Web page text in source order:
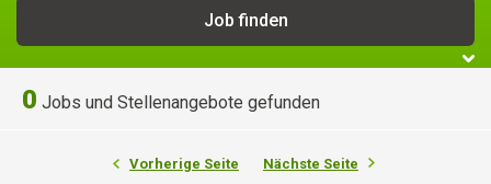
0 Jobs und Stellenangebote gefunden
Vorherige Seite Nächste Seite